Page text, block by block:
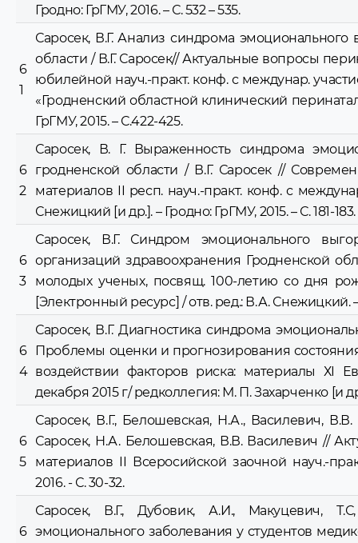
Гродно: ГрГМУ, 2016. – С. 532 – 535.
6
1
Саросек, В.Г. Анализ синдрома
области / В.Г. Саросек// Актуальные вопросы
юбилейной науч.-практ. конф. с междунар.
«Гродненский областной клинический
ГрГМУ, 2015. – С.422-425.
6
2
Саросек, В. Г. Выраженность синдрома
гродненской области / В.Г. Саросек //
материалов II респ. науч.-практ. конф. с
Снежицкий [и др.]. – Гродно: ГрГМУ, 2015. – С. 181-183.
6
3
Саросек, В.Г. Синдром эмоционального
организаций здравоохранения Гродненской
молодых ученых, посвящ. 100-летию со дня
[Электронный ресурс] / отв. ред.: В.А. Снежицкий.
6
4
Саросек, В.Г. Диагностика синдрома
Проблемы оценки и прогнозирования
воздействии факторов риска: материалы ХI
декабря 2015 г/ редколлегия: М. П. Захарченко [и
6
5
Саросек, В.Г., Белошевская, Н.А., Василевич,
Саросек, Н.А. Белошевская, В.В. Василевич //
материалов II Всеросийской заочной науч.-
2016. - С. 30-32.
6
Саросек, В.Г., Дубовик, А.И., Макуцевич,
эмоционального заболевания у студентов